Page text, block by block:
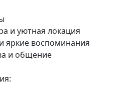
и уютная локация
яркие воспоминания
и общение